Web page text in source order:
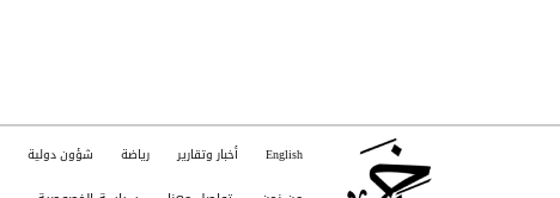
English أخبار وتقارير رياضة شؤون دولية